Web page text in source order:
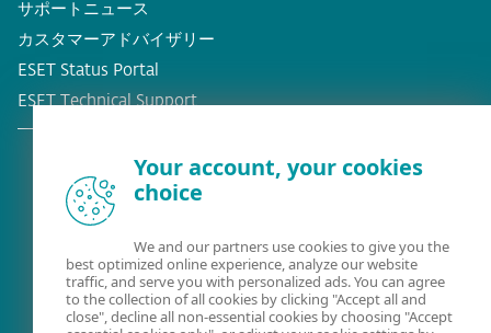
サポートニュース
カスタマーアドバイザリー
ESET Status Portal
ESET Technical Support
既存の顧客？
Your account, your cookies
choice
We and our partners use cookies to give you the
best optimized online experience, analyze our website
traffic, and serve you with personalized ads. You can agree
to the collection of all cookies by clicking "Accept all and
close", decline all non-essential cookies by choosing "Accept